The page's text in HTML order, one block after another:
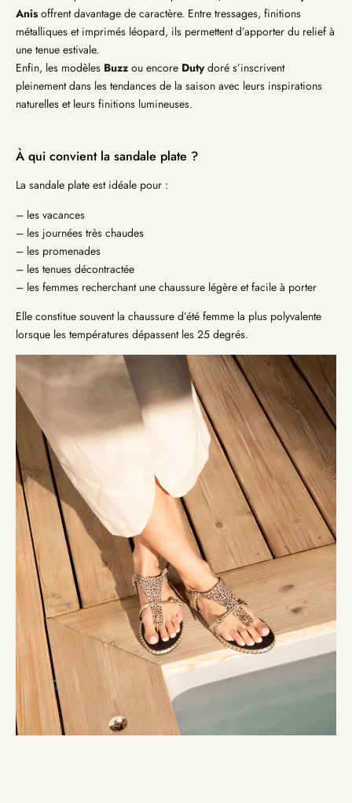
Anis offrent davantage de caractère. Entre tressages, finitions
métalliques et imprimés léopard, ils permettent d’apporter du relief à
une tenue estivale.
Enfin, les modèles Buzz ou encore Dutydoré s’inscrivent
pleinement dans les tendances de la saison avec leurs inspirations
naturelles et leurs finitions lumineuses.
À qui convient la sandale plate ?
La sandale plate est idéale pour :
– les vacances
– les journées très chaudes
– les promenades
– les tenues décontractée
– les femmes recherchant une chaussure légère et facile à porter
Elle constitue souvent la chaussure d’été femme la plus polyvalente
lorsque les températures dépassent les 25 degrés.